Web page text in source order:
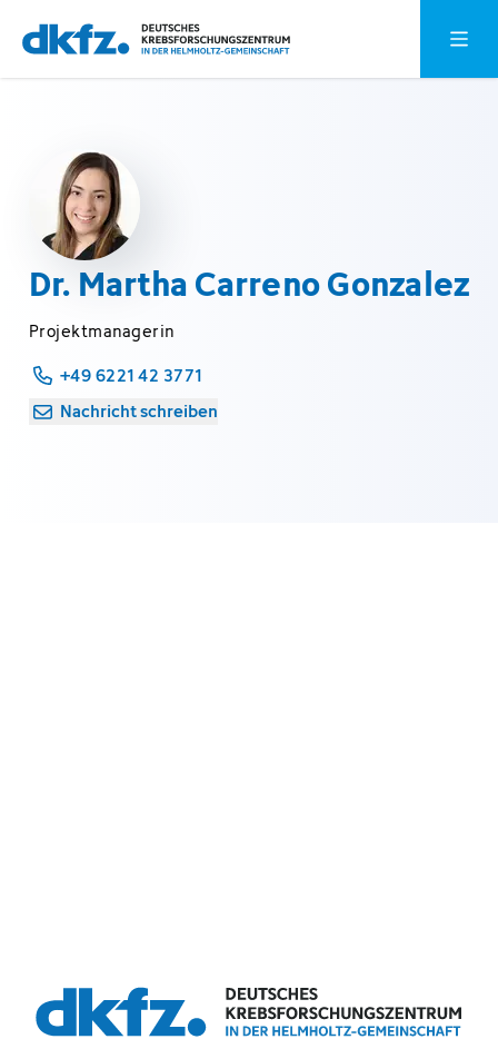
Zum
Hauptinhalt
springen
Zur
Fußzeile
springen
Dr. Martha Carreno Gonzalez
Projektmanagerin
+49 6221 42 3771
Nachricht schreiben